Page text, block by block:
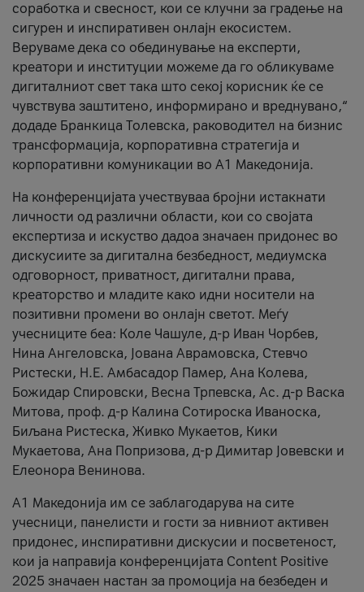
соработка и свесност, кои се клучни за градење на
сигурен и инспиративен онлајн екосистем.
Веруваме дека со обединување на експерти,
креатори и институции можеме да го обликуваме
дигиталниот свет така што секој корисник ќе се
чувствува заштитено, информирано и вреднувано,“
додаде Бранкица Толевска, раководител на бизнис
трансформација, корпоративна стратегија и
корпоративни комуникации во А1 Македонија.
На конференцијата учествуваа бројни истакнати
личности од различни области, кои со својата
експертиза и искуство дадоа значаен придонес во
дискусиите за дигитална безбедност, медиумска
одговорност, приватност, дигитални права,
креаторство и младите како идни носители на
позитивни промени во онлајн светот. Меѓу
учесниците беа: Коле Чашуле, д-р Иван Чорбев,
Нина Ангеловска, Јована Аврамовска, Стевчо
Ристески, Н.Е. Амбасадор Памер, Ана Колева,
Божидар Спировски, Весна Трпевска, Ас. д-р Васка
Митова, проф. д-р Калина Сотироска Иваноска,
Биљана Ристеска, Живко Мукаетов, Кики
Мукаетова, Ана Попризова, д-р Димитар Јовевски и
Елеонора Венинова.
А1 Македонија им се заблагодарува на сите
учесници, панелисти и гости за нивниот активен
придонес, инспиративни дискусии и посветеност,
кои ја направија конференцијата Content Positive
2025 значаен настан за промоција на безбеден и